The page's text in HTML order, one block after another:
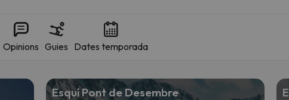
Opinions Guies Dates temporada
Esquí Pont de Desembre